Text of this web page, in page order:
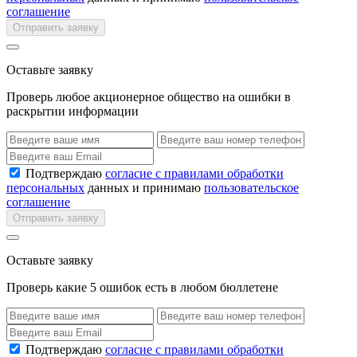
соглашение
Отправить заявку
Оставьте заявку
Проверь любое акционерное общество на ошибки в
раскрытии информации
Подтверждаю согласие с правилами обработки
персональных данных и принимаю пользовательское
соглашение
Отправить заявку
Оставьте заявку
Проверь какие 5 ошибок есть в любом бюллетене
Подтверждаю согласие с правилами обработки